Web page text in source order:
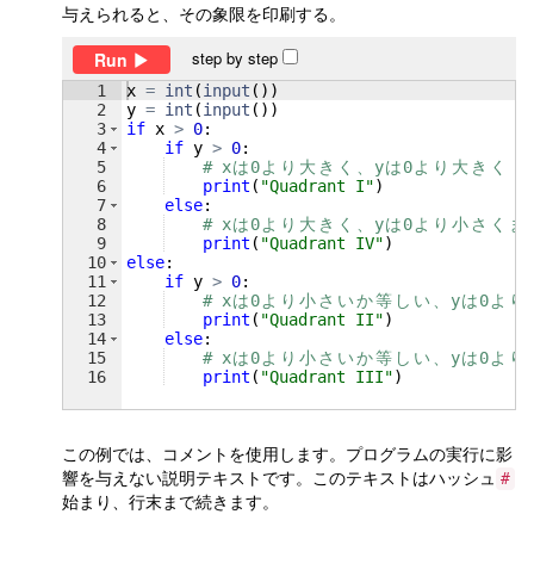
与えられると、その象限を印刷する。
Run
step by step
1
2
3
4
5
6
7
8
9
10
11
12
13
14
15
16
x = int (input ( ))
y = int (input ( ))
if x > 0:
if y > 0:
# xは0よ り 大 き く 、 yは0よ り 大 き く
print ( "Quadrant I")
else:
# xは0よ り 大 き く 、 yは0よ り 小 さ く ま
print ( "Quadrant IV")
else:
if y > 0:
# xは0よ り 小 さ い か等 し い 、 yは0よ り
print ( "Quadrant II")
else:
# xは0よ り 小 さ い か等 し い 、 yは0よ り
print ( "Quadrant III")
この例では、コメントを使用します。プログラムの実行に影
響を与えない説明テキストです。このテキストはハッシュ #
始まり、行末まで続きます。